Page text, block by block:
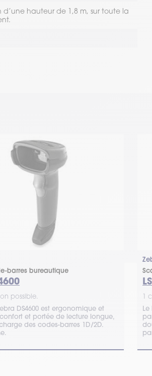
d’une hauteur de 1,8 m, sur toute la
barres bureautique
possible.
DS4600 est ergonomique et
et portée de lecture longue,
des codes-barres 1D/2D.
1
Le